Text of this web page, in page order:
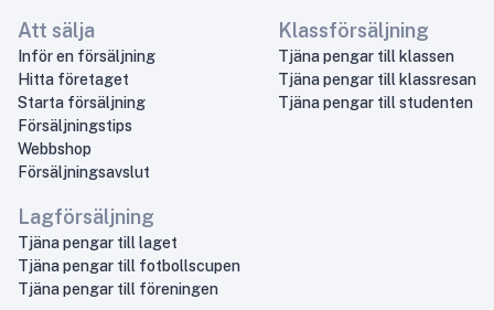
Att sälja
Inför en försäljning
Hitta företaget
Starta försäljning
Försäljningstips
Webbshop
Försäljningsavslut
Klassförsäljning
Tjäna pengar till klassen
Tjäna pengar till klassresan
Tjäna pengar till studenten
Lagförsäljning
Tjäna pengar till laget
Tjäna pengar till fotbollscupen
Tjäna pengar till föreningen